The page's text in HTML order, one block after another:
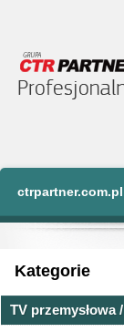
ctrpartner.com.pl
Kategorie
TV przemysłowa